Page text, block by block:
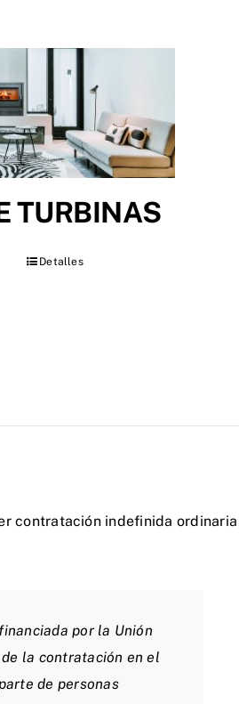
TURBINAS
Detalles
contratación indefinida ordinaria
por la Unión
la contratación en el
de personas